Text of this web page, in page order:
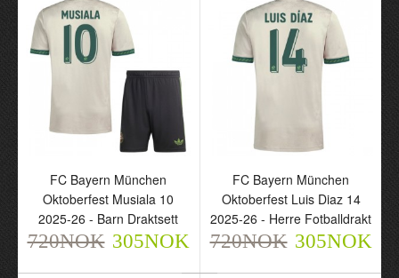
Oktoberfest Pavlovic 45
2025-26 - Herre
Fotballdrakt
720NOK 305NOK
FC Bayern München
Oktoberfest Musiala 10
2025-26 - Barn Draktsett
720NOK 305NOK
FC Bayern München
Oktoberfest Luis Diaz 14
2025-26 - Herre Fotballdrakt
720NOK 305NOK